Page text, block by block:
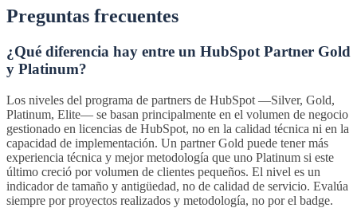
Preguntas frecuentes
¿Qué diferencia hay entre un HubSpot Partner Gold
y Platinum?
Los niveles del programa de partners de HubSpot —Silver, Gold,
Platinum, Elite— se basan principalmente en el volumen de negocio
gestionado en licencias de HubSpot, no en la calidad técnica ni en la
capacidad de implementación. Un partner Gold puede tener más
experiencia técnica y mejor metodología que uno Platinum si este
último creció por volumen de clientes pequeños. El nivel es un
indicador de tamaño y antigüedad, no de calidad de servicio. Evalúa
siempre por proyectos realizados y metodología, no por el badge.